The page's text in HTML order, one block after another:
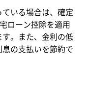
いる場合は、確定
ローン控除を適用
。また、金利の低
の支払いを節約で